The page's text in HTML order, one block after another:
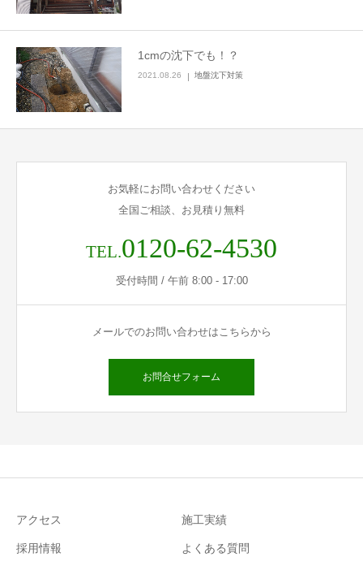
1cmの沈下でも！？
2021.08.26 地盤沈下対策
お気軽にお問い合わせください
全国ご相談、お見積り無料
TEL.0120-62-4530
受付時間 / 午前 8:00 - 17:00
メールでのお問い合わせはこちらから
お問合せフォーム
アクセス 施工実績
採用情報 よくある質問